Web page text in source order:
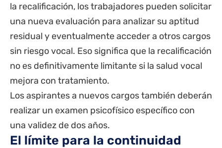
la recalificación, los trabajadores pueden solicitar
una nueva evaluación para analizar su aptitud
residual y eventualmente acceder a otros cargos
sin riesgo vocal. Eso significa que la recalificación
no es definitivamente limitante si la salud vocal
mejora con tratamiento.
Los aspirantes a nuevos cargos también deberán
realizar un examen psicofísico específico con
una validez de dos años.
El límite para la continuidad